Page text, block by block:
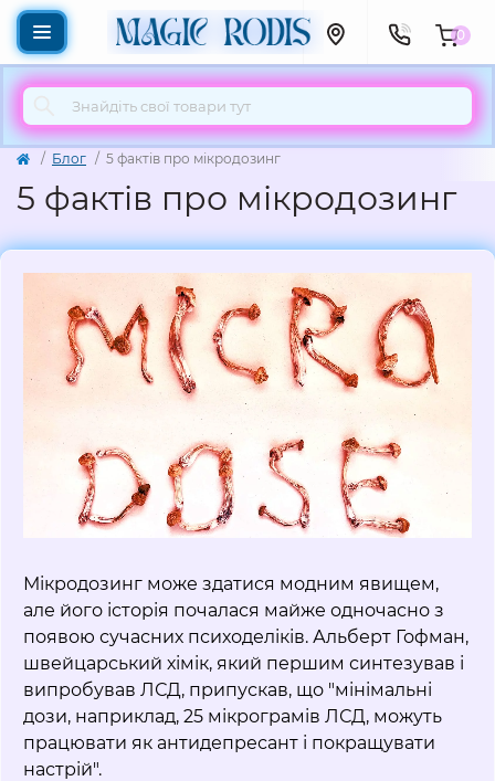
0
Блог 5 фактів про мікродозинг
5 фактів про мікродозинг
Мікродозинг може здатися модним явищем,
але його історія почалася майже одночасно з
появою сучасних психоделіків. Альберт Гофман,
швейцарський хімік, який першим синтезував і
випробував ЛСД, припускав, що "мінімальні
дози, наприклад, 25 мікрограмів ЛСД, можуть
працювати як антидепресант і покращувати
настрій".